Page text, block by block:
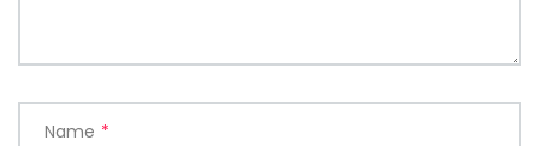
Name *